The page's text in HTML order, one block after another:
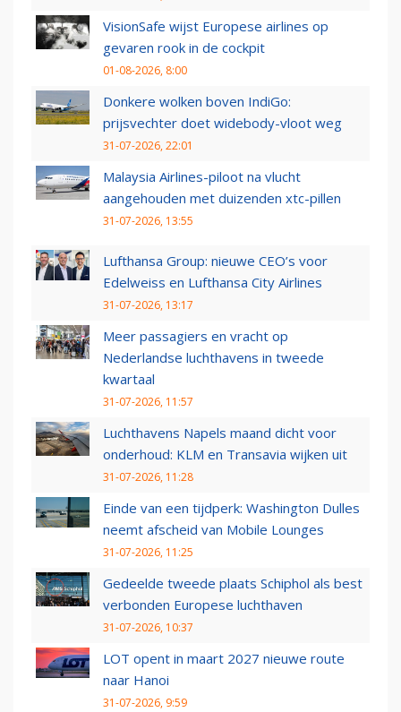
VisionSafe wijst Europese airlines op
gevaren rook in de cockpit
01-08-2026, 8:00
Donkere wolken boven IndiGo:
prijsvechter doet widebody-vloot weg
31-07-2026, 22:01
Malaysia Airlines-piloot na vlucht
aangehouden met duizenden xtc-pillen
31-07-2026, 13:55
Lufthansa Group: nieuwe CEO’s voor
Edelweiss en Lufthansa City Airlines
31-07-2026, 13:17
Meer passagiers en vracht op
Nederlandse luchthavens in tweede
kwartaal
31-07-2026, 11:57
Luchthavens Napels maand dicht voor
onderhoud: KLM en Transavia wijken uit
31-07-2026, 11:28
Einde van een tijdperk: Washington Dulles
neemt afscheid van Mobile Lounges
31-07-2026, 11:25
Gedeelde tweede plaats Schiphol als best
verbonden Europese luchthaven
31-07-2026, 10:37
LOT opent in maart 2027 nieuwe route
naar Hanoi
31-07-2026, 9:59